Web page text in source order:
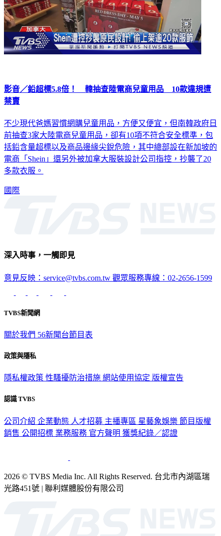
影音／鉛超標5.8倍！ 韓抽查陸電商兒童用品 10款違規遭
禁賣
不少現代爸媽習慣網購兒童用品，方便又便宜，但南韓政府日
前抽查3家大陸電商兒童用品，卻有10項不符合安全標準，包
括鉛含量超標以及商品邊緣尖銳危險，其中總部設在新加坡的
電商「Shein」還另外被加拿大服裝設計公司指控，抄襲了20
多款衣服。
國際
深入時事，一觸即見
意見反映：service@tvbs.com.tw 觀眾服務專線：02-2656-1599
TVBS新聞網
關於我們 56新聞台節目表
政策與隱私
隱私權政策 性騷擾防治措施 網站使用協定 版權宣告
認識 TVBS
公司介紹 企業動態 人才招募 主播專區 星藝象娛樂 節目版權
銷售 公開招標 業務服務 官方聲明 獲獎紀錄／認證
2026 © TVBS Media Inc. All Rights Reserved. 台北市內湖區瑞
光路451號 | 聯利媒體股份有限公司